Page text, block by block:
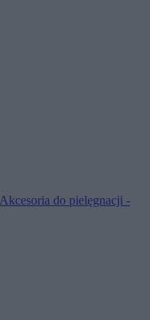
Akcesoria do pielęgnacji -